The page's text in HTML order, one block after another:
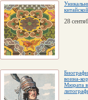
28
воина-
Мюрата в